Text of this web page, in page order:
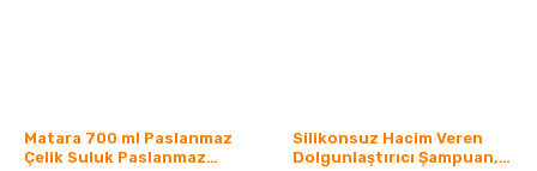
Matara 700 ml Paslanmaz
Çelik Suluk Paslanmaz
Silikonsuz Hacim Veren
Dolgunlaştırıcı Şampuan,